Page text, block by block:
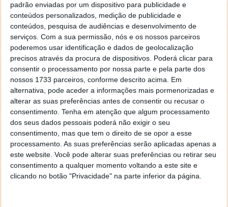
padrão enviadas por um dispositivo para publicidade e
conteúdos personalizados, medição de publicidade e
conteúdos, pesquisa de audiências e desenvolvimento de
serviços. Com a sua permissão, nós e os nossos parceiros
poderemos usar identificação e dados de geolocalização
precisos através da procura de dispositivos. Poderá clicar para
consentir o processamento por nossa parte e pela parte dos
nossos 1733 parceiros, conforme descrito acima. Em
alternativa, pode aceder a informações mais pormenorizadas e
alterar as suas preferências antes de consentir ou recusar o
consentimento. Tenha em atenção que algum processamento
dos seus dados pessoais poderá não exigir o seu
consentimento, mas que tem o direito de se opor a esse
processamento. As suas preferências serão aplicadas apenas a
este website. Você pode alterar suas preferências ou retirar seu
consentimento a qualquer momento voltando a este site e
clicando no botão "Privacidade" na parte inferior da página.
Desde o momento em que foi anunciado, que
Deathloop adquiriu muitos motivos de interesse,
muito em particular por apresentar uma narrativa
moldada por um eterno loop que se reinventa a cada
reinicio.
Deathloop já foi lançado e tivemos a oportunidade
de o experimentar para a Playstation 5.